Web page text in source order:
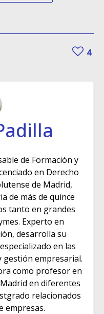
4
de Formación y
en Derecho
de Madrid,
de más de quince
tanto en grandes
Experto en
desarrolla su
en las
gestión empresarial.
como profesor en
en diferentes
relacionados
empresas.